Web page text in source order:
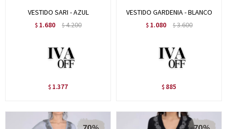
VESTIDO SARI - AZUL
$ 1.680 $4.200
$ 1.377
VESTIDO GARDENIA - BLANCO
$ 1.080 $3.600
$ 885